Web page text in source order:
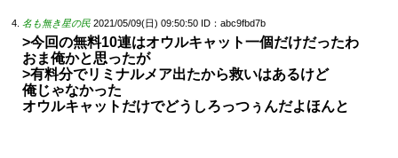
名も無き星の民 2021/05/09(日) 09:50:50 ID：abc9fbd7b
>今回の無料10連はオウルキャット一個だけだったわ
おま俺かと思ったが
>有料分でリミナルメア出たから救いはあるけど
俺じゃなかった
オウルキャットだけでどうしろっつぅんだよほんと